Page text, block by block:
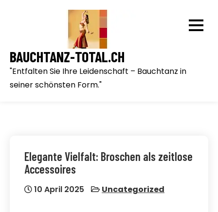
BAUCHTANZ-TOTAL.CH
"Entfalten Sie Ihre Leidenschaft – Bauchtanz in
seiner schönsten Form."
Elegante Vielfalt: Broschen als zeitlose
Accessoires
10 April 2025 Uncategorized